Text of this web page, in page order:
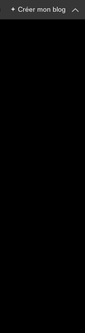
+ Créer mon blog